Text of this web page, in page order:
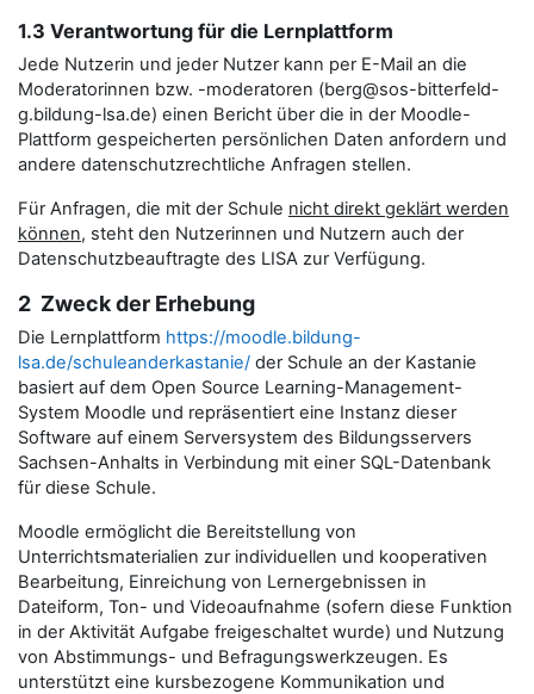
1.3 Verantwortung für die Lernplattform
Jede Nutzerin und jeder Nutzer kann per E-Mail an die
Moderatorinnen bzw. -moderatoren (berg@sos-bitterfeld-
g.bildung-lsa.de) einen Bericht über die in der Moodle-
Plattform gespeicherten persönlichen Daten anfordern und
andere datenschutzrechtliche Anfragen stellen.
Für Anfragen, die mit der Schule nicht direkt geklärt werden
können, steht den Nutzerinnen und Nutzern auch der
Datenschutzbeauftragte des LISA zur Verfügung.
2 Zweck der Erhebung
Die Lernplattform https://moodle.bildung-
lsa.de/schuleanderkastanie/ der Schule an der Kastanie
basiert auf dem Open Source Learning-Management-
System Moodle und repräsentiert eine Instanz dieser
Software auf einem Serversystem des Bildungsservers
Sachsen-Anhalts in Verbindung mit einer SQL-Datenbank
für diese Schule.
Moodle ermöglicht die Bereitstellung von
Unterrichtsmaterialien zur individuellen und kooperativen
Bearbeitung, Einreichung von Lernergebnissen in
Dateiform, Ton- und Videoaufnahme (sofern diese Funktion
in der Aktivität Aufgabe freigeschaltet wurde) und Nutzung
von Abstimmungs- und Befragungswerkzeugen. Es
unterstützt eine kursbezogene Kommunikation und